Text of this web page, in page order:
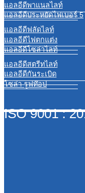
แอลอีดีพาแนลไลท์
แอลอีดีประหยัดไฟเบอร์ 5
แอลอีดีฟลัดไลท์
แอลอีดีไฟตกแต่ง
แอลอีดีโซล่าไลท์
แอลอีดีสตรีทไลท์
แอลอีดีกันระเบิด
โซล่า รูฟท๊อป
ISO 9001 :